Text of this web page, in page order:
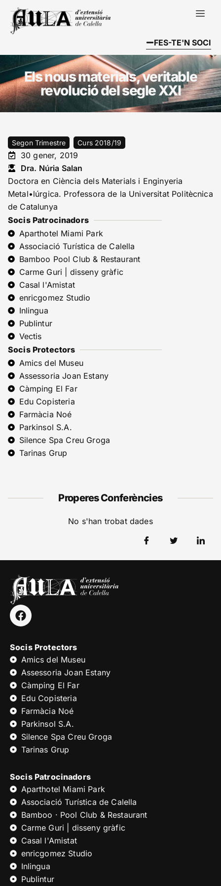
FES-TE'N SOCI
Els nous materials, veritable
revolució del segle XXI
Segon Trimestre Curs 2018/19
30 gener, 2019
Dra. Núria Salan
Doctora en Ciència dels Materials i Enginyeria
Metal•lúrgica. Professora de la Universitat Politècnica
de Catalunya
Socis Patrocinadors
Aparthotel Miami Park
Associació Turística de Calella
Bamboo Pool Club & Restaurant
Carme Guri | disseny gràfic
Casal l'Amistat
enricgomez Studio
Inlingua
Publintur
Vectis
Socis Protectors
Amics del Museu
Assessoria Joan Estany
Càmping El Far
Edu Copisteria
Farmàcia Noé
Parkinsol S.A.
Silence Spa Creu Groga
Tarinas Grup
Properes Conferències
No s'han trobat dades
Socis Protectors
Amics del Museu
Assessoria Joan Estany
Càmping El Far
Edu Copisteria
Farmàcia Noé
Parkinsol S.A.
Silence Spa Creu Groga
Tarinas Grup
Socis Patrocinadors
Aparthotel Miami Park
Associació Turística de Calella
Bamboo · Pool Club & Restaurant
Carme Guri | disseny gràfic
Casal l'Amistat
enricgomez Studio
Inlingua
Publintur